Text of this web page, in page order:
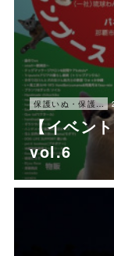
保護いぬ・保護ねこ情報・譲渡会情報
【イベン
vol.6